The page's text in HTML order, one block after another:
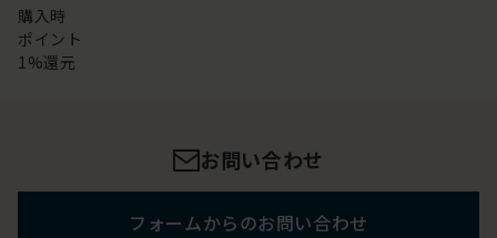
購入時
ポイント
1%還元
お問い合わせ
フォームからのお問い合わせ